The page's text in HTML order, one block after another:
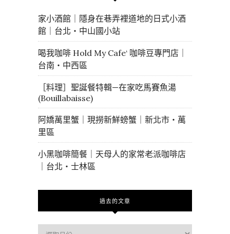
家小酒館｜隱身在巷弄裡道地的日式小酒
館｜台北・中山國小站
喝我咖啡 Hold My Cafe‘ 咖啡豆專門店｜
台南・中西區
［料理］聖誕餐特輯—在家吃馬賽魚湯
(Bouillabaisse)
阿嬌萬里蟹｜現撈新鮮螃蟹｜新北市・萬
里區
小黑咖啡簡餐｜天母人的家常老派咖啡店
｜台北・士林區
過去的文章